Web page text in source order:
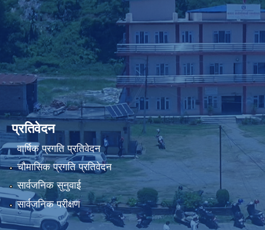
प्रतिवेदन
वार्षिक प्रगति प्रतिवेदन
चौमासिक प्रगति प्रतिवेदन
सार्वजनिक सुनुवाई
सार्वजनिक परीक्षण